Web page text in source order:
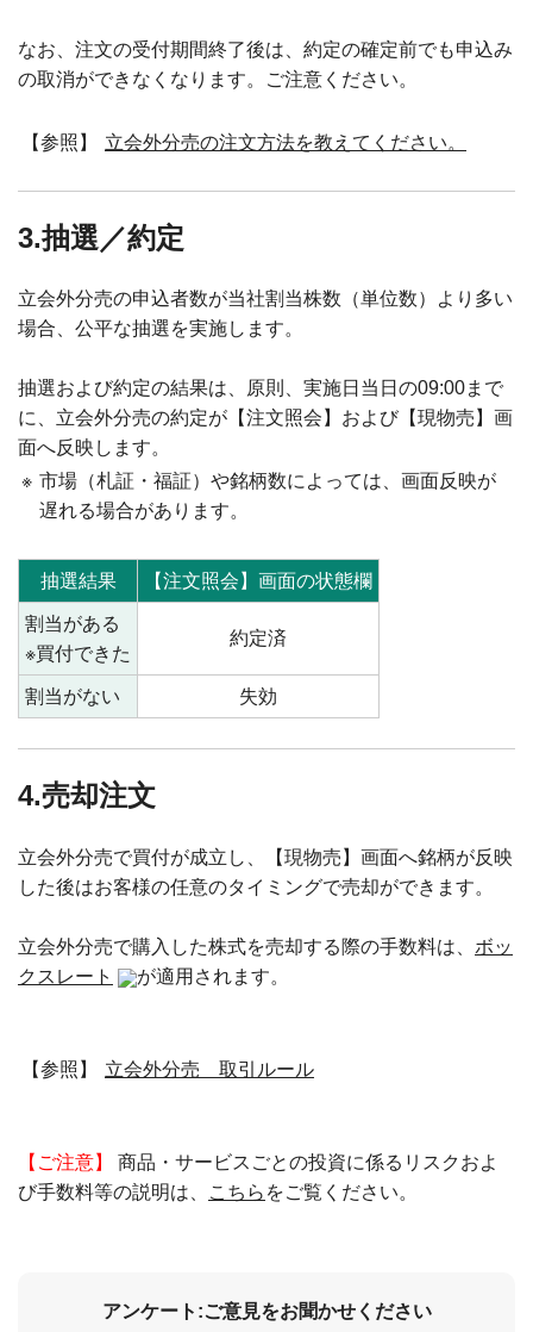
なお、注文の受付期間終了後は、約定の確定前でも申込み
の取消ができなくなります。ご注意ください。
【参照】 立会外分売の注文方法を教えてください。
3.抽選／約定
立会外分売の申込者数が当社割当株数（単位数）より多い
場合、公平な抽選を実施します。
抽選および約定の結果は、原則、実施日当日の09:00まで
に、立会外分売の約定が【注文照会】および【現物売】画
面へ反映します。
※ 市場（札証・福証）や銘柄数によっては、画面反映が
遅れる場合があります。
抽選結果 【注文照会】画面の状態欄
割当がある
※買付できた
約定済
割当がない 失効
4.売却注文
立会外分売で買付が成立し、【現物売】画面へ銘柄が反映
した後はお客様の任意のタイミングで売却ができます。
立会外分売で購入した株式を売却する際の手数料は、 ボッ
クスレート
が適用されます。
【参照】 立会外分売 取引ルール
【ご注意】
商品・サービスごとの投資に係るリスクおよ
び手数料等の説明は、
こちら をご覧ください。
アンケート:ご意見をお聞かせください